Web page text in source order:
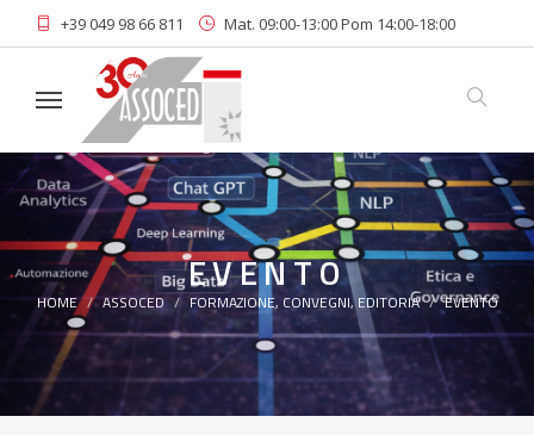
+39 049 98 66 811 Mat. 09:00-13:00 Pom 14:00-18:00
Area Riservata
EVENTO
HOME ASSOCED FORMAZIONE, CONVEGNI, EDITORIA EVENTO